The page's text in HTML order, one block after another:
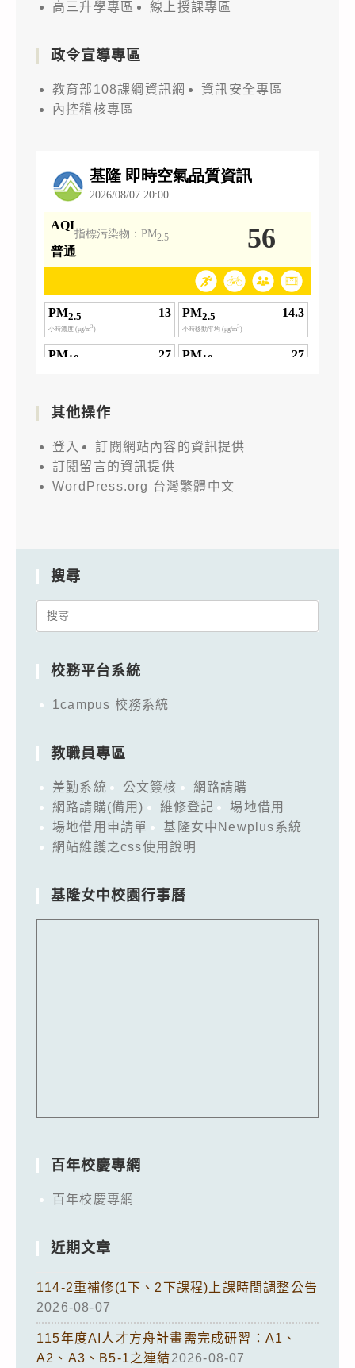
高三升學專區 線上授課專區
政令宣導專區
教育部108課綱資訊網
資訊安全專區
內控稽核專區
其他操作
登入
訂閱網站內容的資訊提供
訂閱留言的資訊提供
WordPress.org 台灣繁體中文
搜尋
Search
校務平台系統
1campus 校務系統
教職員專區
差勤系統 公文簽核
網路請購
網路請購(備用)
維修登記
場地借用
場地借用申請單
基隆女中Newplus系統
網站維護之css使用說明
基隆女中校園行事曆
百年校慶專網
百年校慶專網
近期文章
114-2重補修(1下、2下課程)上課時間調整公告
2026-08-07
115年度AI人才方舟計畫需完成研習：A1、
A2、A3、B5-1之連結2026-08-07